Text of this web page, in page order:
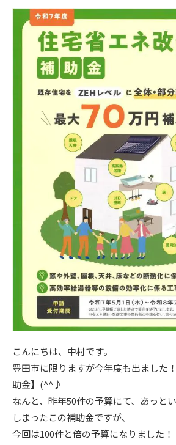
ブログ
ニュース
資料請求・お問い合
こんにちは、中村です。
豊田市に限りますが今年度も出ました
助金】(^^♪
なんと、昨年50件の予算にて、あっと
しまったこの補助金ですが、
今回は100件と倍の予算になりました！